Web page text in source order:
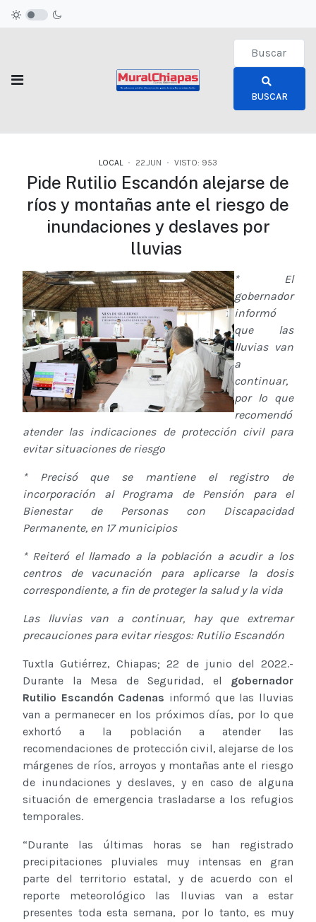
Type 2 or
BUSCAR
LOCAL 22.JUN VISTO: 953
Pide Rutilio Escandón alejarse de
ríos y montañas ante el riesgo de
inundaciones y deslaves por
lluvias
* El
gobernador
informó
que las
lluvias van
a
continuar,
por lo que
recomendó
atender las indicaciones de protección civil para
evitar situaciones de riesgo
* Precisó que se mantiene el registro de
incorporación al Programa de Pensión para el
Bienestar de Personas con Discapacidad
Permanente, en 17 municipios
* Reiteró el llamado a la población a acudir a los
centros de vacunación para aplicarse la dosis
correspondiente, a fin de proteger la salud y la vida
Las lluvias van a continuar, hay que extremar
precauciones para evitar riesgos: Rutilio Escandón
Tuxtla Gutiérrez, Chiapas; 22 de junio del 2022.-
Durante la Mesa de Seguridad, el gobernador
Rutilio Escandón Cadenas informó que las lluvias
van a permanecer en los próximos días, por lo que
exhortó a la población a atender las
recomendaciones de protección civil, alejarse de los
márgenes de ríos, arroyos y montañas ante el riesgo
de inundaciones y deslaves, y en caso de alguna
situación de emergencia trasladarse a los refugios
temporales.
“Durante las últimas horas se han registrado
precipitaciones pluviales muy intensas en gran
parte del territorio estatal, y de acuerdo con el
reporte meteorológico las lluvias van a estar
presentes toda esta semana, por lo tanto, es muy